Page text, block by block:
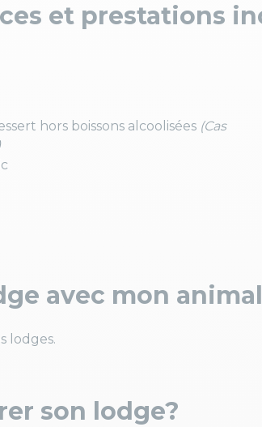
et prestations
hors boissons alcoolisées (Cas
avec mon
lodges.
son lodge?